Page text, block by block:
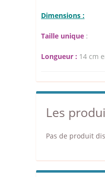
Dimensions :
Taille unique :
Longueur : 14 cm
Les
Pas de produit